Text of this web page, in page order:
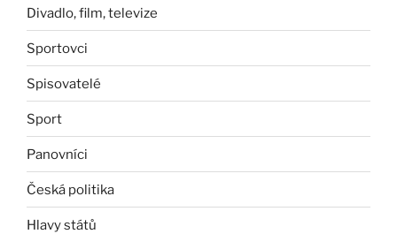
Divadlo, film, televize
Sportovci
Spisovatelé
Sport
Panovníci
Česká politika
Hlavy států